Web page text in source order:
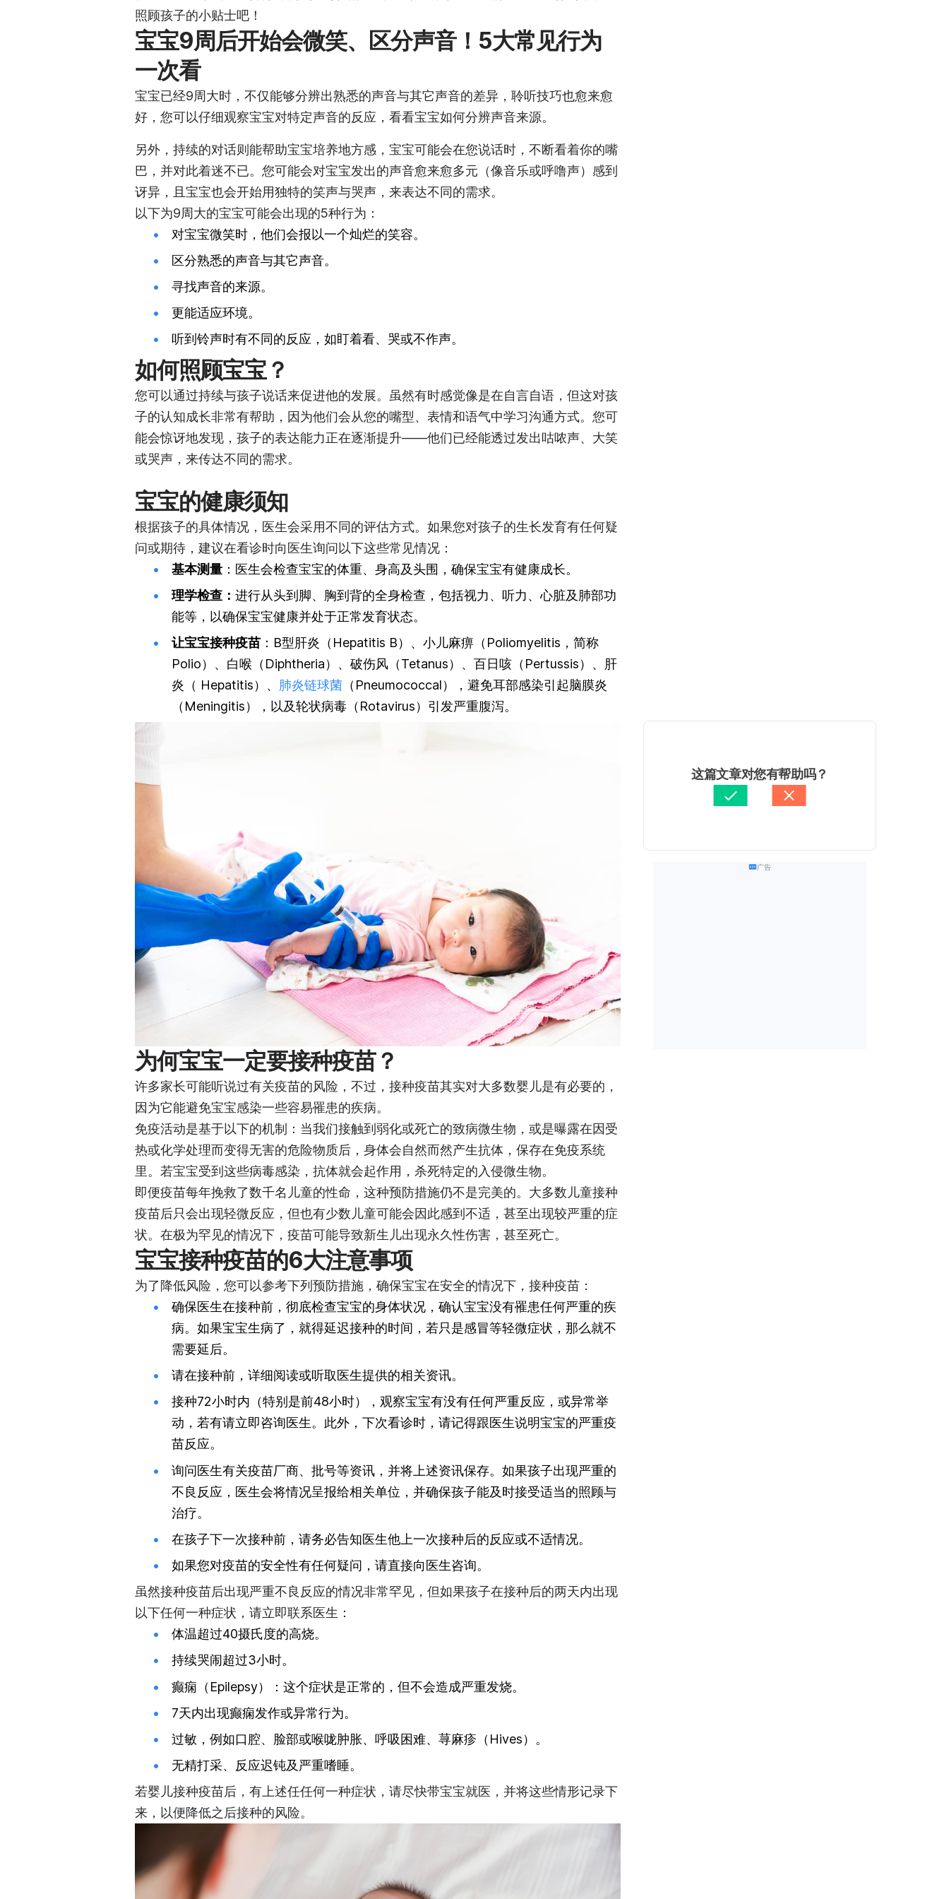
照顾孩子的小贴士吧！
宝宝9周后开始会微笑、区分声音！5大常见行为
一次看
宝宝已经9周大时，不仅能够分辨出熟悉的声音与其它声音的差异，聆听技巧也愈来愈
好，您可以仔细观察宝宝对特定声音的反应，看看宝宝如何分辨声音来源。
另外，持续的对话则能帮助宝宝培养地方感，宝宝可能会在您说话时，不断看着你的嘴
巴，并对此着迷不已。您可能会对宝宝发出的声音愈来愈多元（像音乐或呼噜声）感到
讶异，且宝宝也会开始用独特的笑声与哭声，来表达不同的需求。
以下为9周大的宝宝可能会出现的5种行为：
对宝宝微笑时，他们会报以一个灿烂的笑容。
区分熟悉的声音与其它声音。
寻找声音的来源。
更能适应环境。
听到铃声时有不同的反应，如盯着看、哭或不作声。
如何照顾宝宝？
您可以通过持续与孩子说话来促进他的发展。虽然有时感觉像是在自言自语，但这对孩
子的认知成长非常有帮助，因为他们会从您的嘴型、表情和语气中学习沟通方式。您可
能会惊讶地发现，孩子的表达能力正在逐渐提升——他们已经能透过发出咕哝声、大笑
或哭声，来传达不同的需求。
宝宝的健康须知
根据孩子的具体情况，医生会采用不同的评估方式。如果您对孩子的生长发育有任何疑
问或期待，建议在看诊时向医生询问以下这些常见情况：
基本测量 ：医生会检查宝宝的体重、身高及头围，确保宝宝有健康成长。
理学检查： 进行从头到脚、胸到背的全身检查，包括视力、听力、心脏及肺部功
能等，以确保宝宝健康并处于正常发育状态。
让宝宝接种疫苗 ：B型肝炎（Hepatitis B）、小儿麻痹（Poliomyelitis，简称
Polio）、白喉（Diphtheria）、破伤风（Tetanus）、百日咳（Pertussis）、肝
炎（ Hepatitis）、
肺炎链球菌 （Pneumococcal），避免耳部感染引起脑膜炎
（Meningitis），以及轮状病毒（Rotavirus）引发严重腹泻。
为何宝宝一定要接种疫苗？
许多家长可能听说过有关疫苗的风险，不过，接种疫苗其实对大多数婴儿是有必要的，
因为它能避免宝宝感染一些容易罹患的疾病。
免疫活动是基于以下的机制：当我们接触到弱化或死亡的致病微生物，或是曝露在因受
热或化学处理而变得无害的危险物质后，身体会自然而然产生抗体，保存在免疫系统
里。若宝宝受到这些病毒感染，抗体就会起作用，杀死特定的入侵微生物。
即便疫苗每年挽救了数千名儿童的性命，这种预防措施仍不是完美的。大多数儿童接种
疫苗后只会出现轻微反应，但也有少数儿童可能会因此感到不适，甚至出现较严重的症
状。在极为罕见的情况下，疫苗可能导致新生儿出现永久性伤害，甚至死亡。
宝宝接种疫苗的6大注意事项
为了降低风险，您可以参考下列预防措施，确保宝宝在安全的情况下，接种疫苗：
确保医生在接种前，彻底检查宝宝的身体状况，确认宝宝没有罹患任何严重的疾
病。如果宝宝生病了，就得延迟接种的时间，若只是感冒等轻微症状，那么就不
需要延后。
请在接种前，详细阅读或听取医生提供的相关资讯。
接种72小时内（特别是前48小时），观察宝宝有没有任何严重反应，或异常举
动，若有请立即咨询医生。此外，下次看诊时，请记得跟医生说明宝宝的严重疫
苗反应。
询问医生有关疫苗厂商、批号等资讯，并将上述资讯保存。如果孩子出现严重的
不良反应，医生会将情况呈报给相关单位，并确保孩子能及时接受适当的照顾与
治疗。
在孩子下一次接种前，请务必告知医生他上一次接种后的反应或不适情况。
如果您对疫苗的安全性有任何疑问，请直接向医生咨询。
虽然接种疫苗后出现严重不良反应的情况非常罕见，但如果孩子在接种后的两天内出现
以下任何一种症状，请立即联系医生：
体温超过40摄氏度的高烧。
持续哭闹超过3小时。
癫痫（Epilepsy）：这个症状是正常的，但不会造成严重发烧。
7天内出现癫痫发作或异常行为。
过敏，例如口腔、脸部或喉咙肿胀、呼吸困难、荨麻疹（Hives）。
无精打采、反应迟钝及严重嗜睡。
若婴儿接种疫苗后，有上述任任何一种症状，请尽快带宝宝就医，并将这些情形记录下
来，以便降低之后接种的风险。
这篇文章对您有帮助吗？
广告